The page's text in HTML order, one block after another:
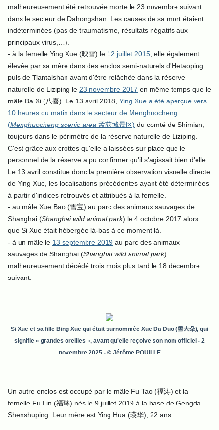
malheureusement été retrouvée morte le 23 novembre suivant
dans le secteur de Dahongshan. Les causes de sa mort étaient
indéterminées (pas de traumatisme, résultats négatifs aux
principaux virus,…).
- à la femelle Ying Xue (映雪) le 12 juillet 2015 , elle également
élevée par sa mère dans des enclos semi-naturels d'Hetaoping
puis de Tiantaishan avant d'être relâchée dans la réserve
naturelle de Liziping le 23 novembre 2017 en même temps que le
mâle Ba Xi (八喜). Le 13 avril 2018, Ying Xue a été aperçue vers
10 heures du matin dans le secteur de Menghuocheng
(Menghuocheng scenic area 孟获城景区) du comté de Shimian,
toujours dans le périmètre de la réserve naturelle de Liziping.
C'est grâce aux crottes qu'elle a laissées sur place que le
personnel de la réserve a pu confirmer qu'il s'agissait bien d'elle.
Le 13 avril constitue donc la première observation visuelle directe
de Ying Xue, les localisations précédentes ayant été déterminées
à partir d'indices retrouvés et attribués à la femelle.
- au mâle Xue Bao (雪宝) au parc des animaux sauvages de
Shanghai (Shanghai wild animal park) le 4 octobre 2017 alors
que Si Xue était hébergée là-bas à ce moment là.
- à un mâle le 13 septembre 2019 au parc des animaux
sauvages de Shanghai (Shanghai wild animal park)
malheureusement décédé trois mois plus tard le 18 décembre
suivant.
Si Xue et sa fille Bing Xue qui était surnommée Xue Da Duo (雪大朵), qui
signifie « grandes oreilles », avant qu'elle reçoive son nom officiel - 2
novembre 2025 - © Jérôme POUILLE
Un autre enclos est occupé par le mâle Fu Tao (福涛) et la
femelle Fu Lin (福琳) nés le 9 juillet 2019 à la base de Gengda
Shenshuping. Leur mère est Ying Hua (瑛华), 22 ans.